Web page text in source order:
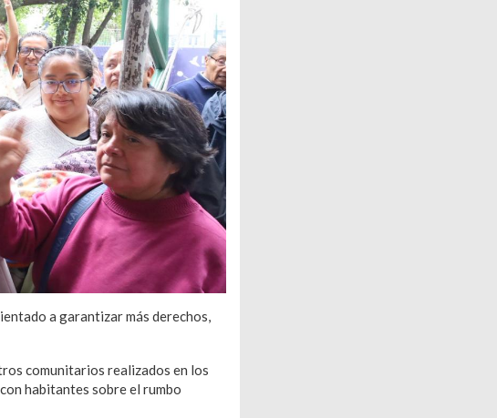
a garantizar más derechos,
comunitarios realizados en los
habitantes sobre el rumbo